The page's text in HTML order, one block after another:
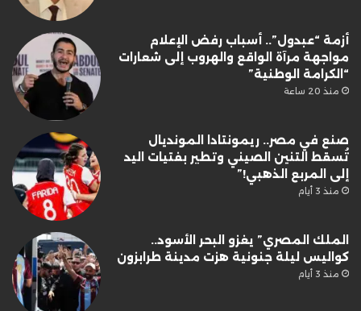
أزمة “عبدول”.. أسباب رفض الإعلام
مواجهة مرآة الواقع والهروب إلى شعارات
“الكرامة الوطنية”
منذ 20 ساعة
صنع في مصر.. ريمونتادا المونديال
تُسقط التنين الصيني وتطير بفتيات اليد
إلى المربع الذهبي!”
منذ 3 أيام
الملك المصري” يغزو البحر الأسود..
كواليس ليلة جنونية هزت مدينة طرابزون
منذ 3 أيام